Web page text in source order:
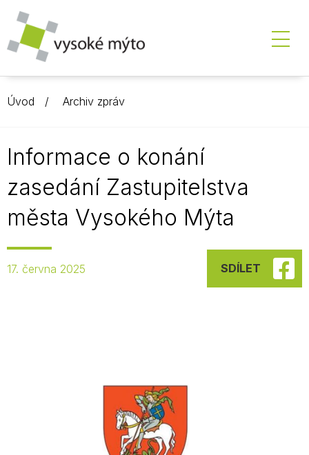
Úvod Archiv zpráv
Informace o konání
zasedání Zastupitelstva
města Vysokého Mýta
17. června 2025 SDÍLET